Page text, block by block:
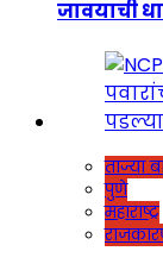
जावयाची
ताज्या
पुणे
महाराष्ट्र